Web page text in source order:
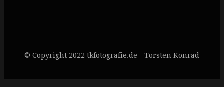
© Copyright 2022 tkfotografie.de - Torsten Konrad